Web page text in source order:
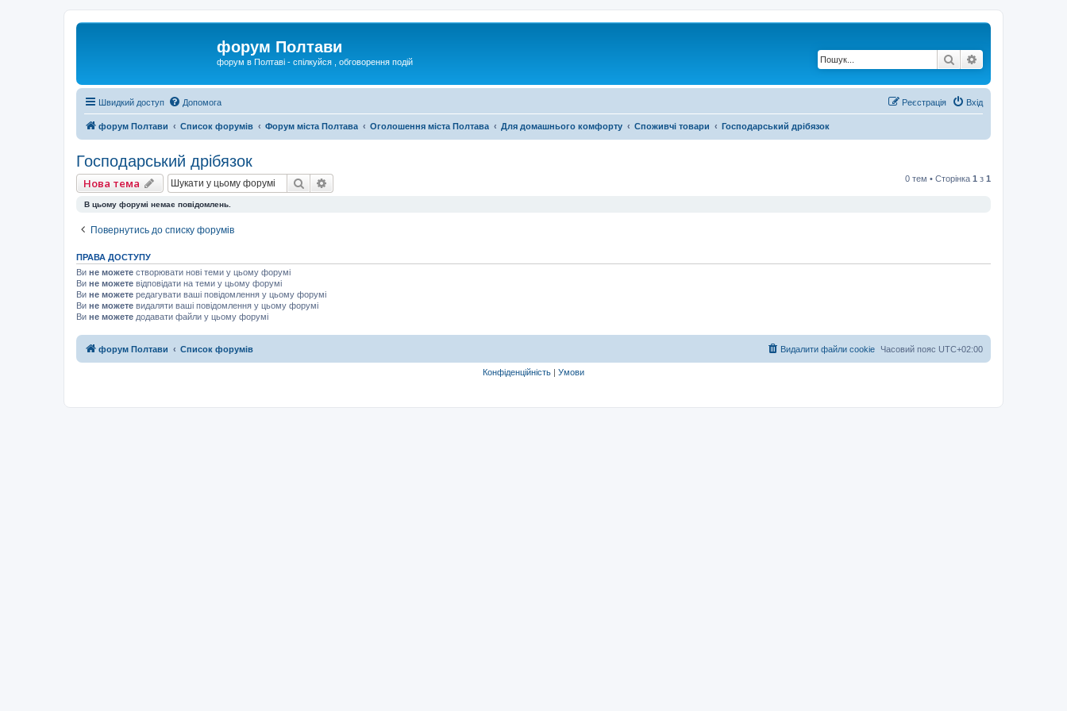
форум Полтави
форум в Полтаві - спілкуйся , обговорення подій Пошук
Швидкий доступ Допомога Вхід
Реєстрація
форум Полтави Список форумів Форум міста Полтава Оголошення міста Полтава Для домашнього комфорту Споживчі товари Господарський дрібязок
Господарський дрібязок
Нова тема Пошук 0 тем • Сторінка 1 з 1
В цьому форумі немає повідомлень.
Повернутись до списку форумів
ПРАВА ДОСТУПУ
Ви не можете створювати нові теми у цьому форумі
Ви не можете відповідати на теми у цьому форумі
Ви не можете редагувати ваші повідомлення у цьому форумі
Ви не можете видаляти ваші повідомлення у цьому форумі
Ви не можете додавати файли у цьому форумі
форум Полтави Список форумів Часовий пояс UTC+02:00
Видалити файли cookie
Конфіденційність | Умови